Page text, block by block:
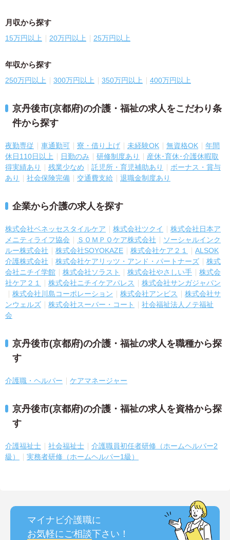
月収から探す
15万円以上 20万円以上 25万円以上
年収から探す
250万円以上 300万円以上 350万円以上 400万円以上
京丹後市(京都府)の介護・福祉の求人をこだわり条
件から探す
夜勤専従 車通勤可 寮・借り上げ 未経験OK 無資格OK
年間
休日110日以上
日勤のみ 研修制度あり
産休･育休･介護休暇取
得実績あり
残業少なめ 託児所・育児補助あり
ボーナス・賞与
あり
社会保険完備 交通費支給 退職金制度あり
企業から介護の求人を探す
株式会社ベネッセスタイルケア 株式会社ツクイ
株式会社日本ア
メニティライフ協会
ＳＯＭＰＯケア株式会社
ソーシャルインク
ルー株式会社
株式会社SOYOKAZE 株式会社ケア２１
ALSOK
介護株式会社
株式会社ケアリッツ・アンド・パートナーズ
株式
会社ニチイ学館
株式会社ソラスト 株式会社やさしい手
株式会
社ケア２１
株式会社ニチイケアパレス
株式会社サンガジャパン
株式会社川島コーポレーション
株式会社アンビス
株式会社サ
ンウェルズ
株式会社スーパー・コート
社会福祉法人ノテ福祉
会
京丹後市(京都府)の介護・福祉の求人を職種から探
す
介護職・ヘルパー ケアマネージャー
京丹後市(京都府)の介護・福祉の求人を資格から探
す
介護福祉士 社会福祉士
介護職員初任者研修（ホームヘルパー2
級）
実務者研修（ホームヘルパー1級）
マイナビ介護職に
お気軽にご相談下さい！